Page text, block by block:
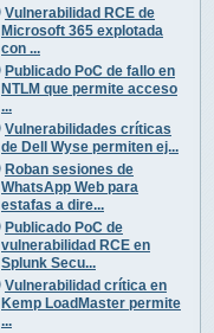
Vulnerabilidad RCE de
Microsoft 365 explotada
con ...
Publicado PoC de fallo en
NTLM que permite acceso
...
Vulnerabilidades críticas
de Dell Wyse permiten ej...
Roban sesiones de
WhatsApp Web para
estafas a dire...
Publicado PoC de
vulnerabilidad RCE en
Splunk Secu...
Vulnerabilidad crítica en
Kemp LoadMaster permite
...